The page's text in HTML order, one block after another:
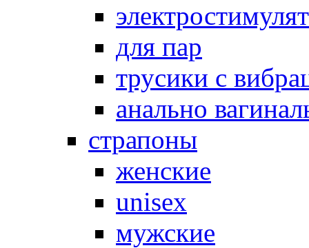
для пар
трусики с
анально
страпоны
женские
unisex
мужские